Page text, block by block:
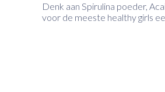
Denk aan Spirulina poeder,
voor de meeste healthy girls